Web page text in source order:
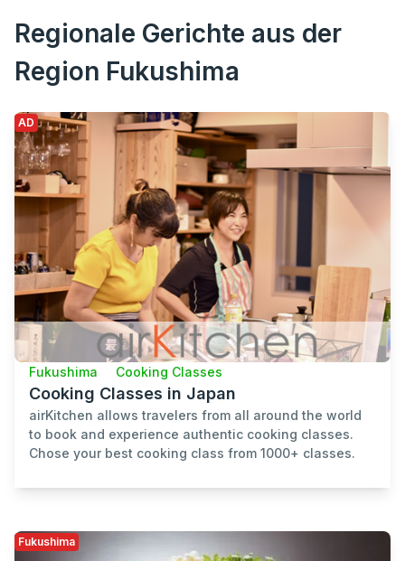
Regionale Gerichte aus der
Region Fukushima
AD
Fukushima Cooking Classes
Cooking Classes in Japan
airKitchen allows travelers from all around the world
to book and experience authentic cooking classes.
Chose your best cooking class from 1000+ classes.
Fukushima